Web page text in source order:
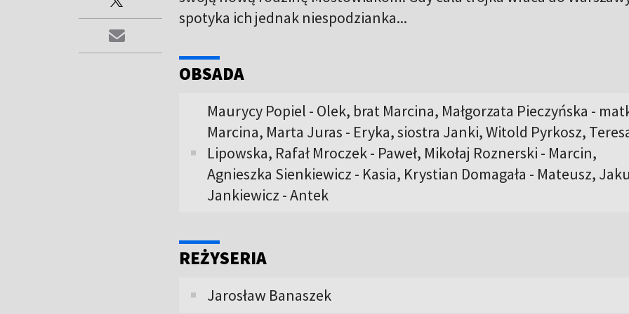
spotyka ich jednak niespodzianka...
OBSADA
Maurycy Popiel - Olek, brat Marcina, Małgorzata Pieczyńska -
Marcina, Marta Juras - Eryka, siostra Janki, Witold Pyrkosz,
Lipowska, Rafał Mroczek - Paweł, Mikołaj Roznerski - Marcin,
Agnieszka Sienkiewicz - Kasia, Krystian Domagała - Mateusz,
Jankiewicz - Antek
REŻYSERIA
Jarosław Banaszek